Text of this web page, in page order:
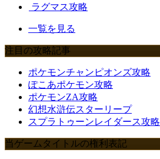
ラグマス攻略
一覧を見る
注目の攻略記事
ポケモンチャンピオンズ攻略
ぽこあポケモン攻略
ポケモンZA攻略
幻想水滸伝スターリープ
スプラトゥーンレイダース攻略
当ゲームタイトルの権利表記